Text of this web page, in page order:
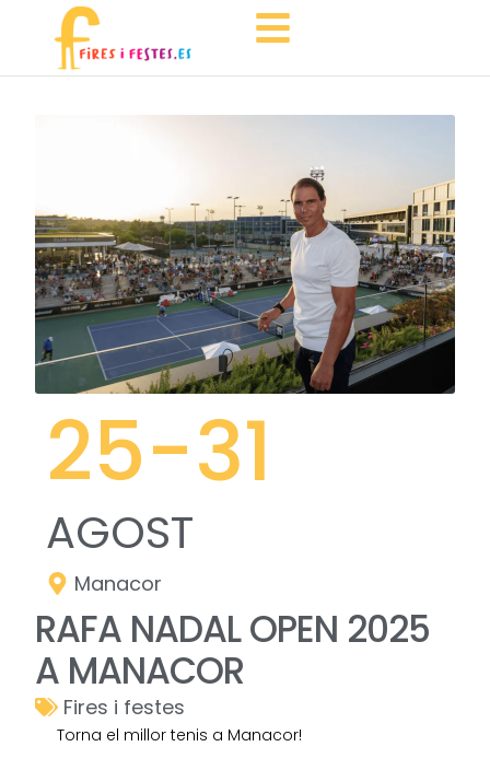
25-31
AGOST
Manacor
RAFA NADAL OPEN 2025
A MANACOR
Fires i festes
Torna el millor tenis a Manacor!